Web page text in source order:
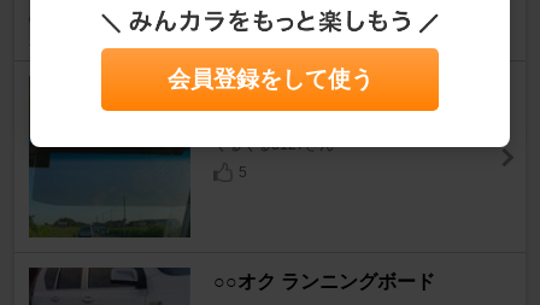
17
0
不明 UVワイドバイザー
くるくる3127さん
5
○○オク ランニングボード
会員登録をして使う